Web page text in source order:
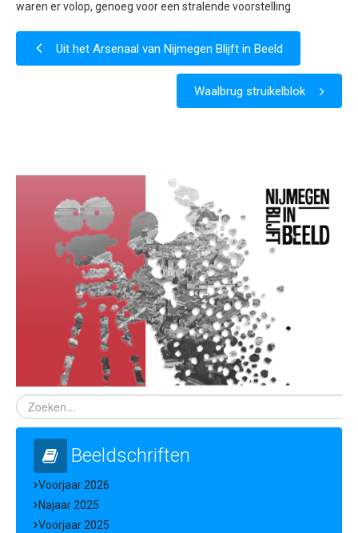
Inschrijfformulier
waren er volop, genoeg voor een stralende voorstelling
Uit het Arsenaal van Nijmegen Blijft in Beeld
Waalbrug struikelblok
Beeldschriften
Voorjaar 2026
Najaar 2025
Voorjaar 2025